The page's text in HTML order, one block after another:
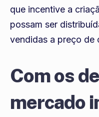
que incentive a
possam ser
vendidas a preço de
Com os
mercado